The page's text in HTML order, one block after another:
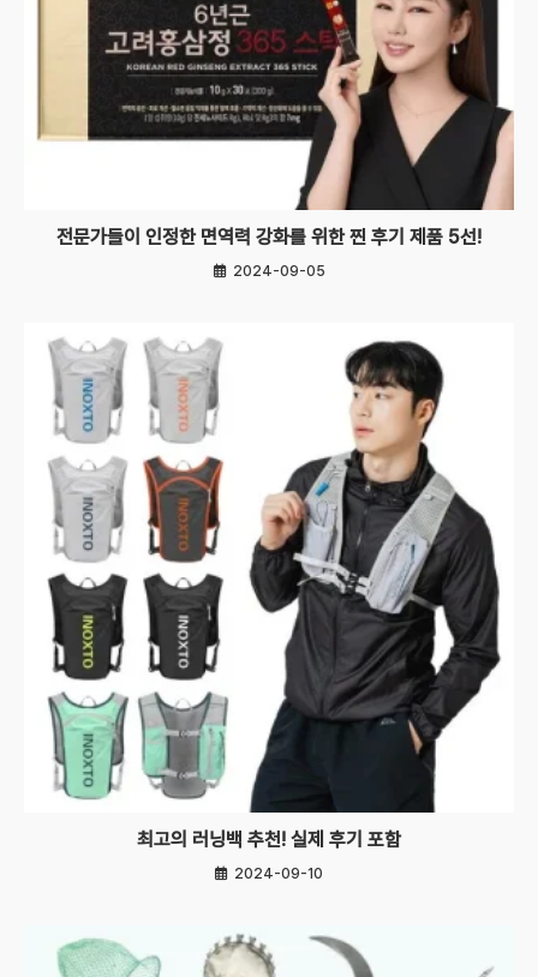
전문가들이 인정한 면역력 강화를 위한 찐 후기 제품 5선!
2024-09-05
최고의 러닝백 추천! 실제 후기 포함
2024-09-10